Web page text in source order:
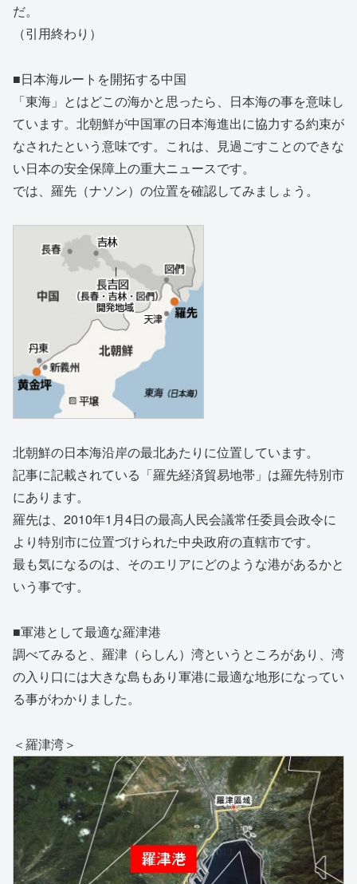
だ。
（引用終わり）
■日本海ルートを開拓する中国
「東海」とはどこの海かと思ったら、日本海の事を意味し
ています。北朝鮮が中国軍の日本海進出に協力する約束が
なされたという意味です。これは、見過ごすことのできな
い日本の安全保障上の重大ニュースです。
では、羅先（ナソン）の位置を確認してみましょう。
北朝鮮の日本海沿岸の最北あたりに位置しています。
記事に記載されている「羅先経済貿易地帯」は羅先特別市
にあります。
羅先は、2010年1月4日の最高人民会議常任委員会政令に
より特別市に位置づけられた中央政府の直轄市です。
最も気になるのは、そのエリアにどのような港があるかと
いう事です。
■軍港として最適な羅津港
調べてみると、羅津（らしん）湾というところがあり、湾
の入り口には大きな島もあり軍港に最適な地形になってい
る事がわかりました。
＜羅津湾＞